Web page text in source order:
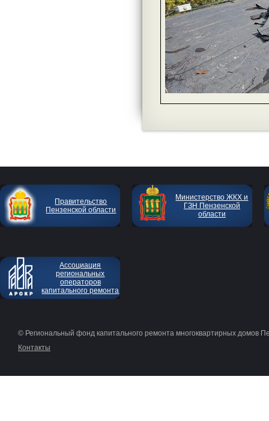
Правительство
Пензенской области
Министерство ЖКХ и
ГЗН Пензенской
области
Ассоциация
региональных
операторов
капитального ремонта
© Региональный фонд капитального ремонта многоквартирных домов
Контакты